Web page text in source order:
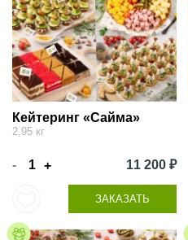
Кейтеринг «Сайма»
2,95 кг
- + 11 200 ₽
ЗАКАЗАТЬ